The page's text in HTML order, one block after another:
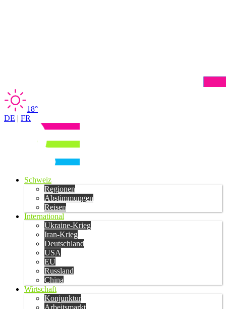
18°
DE | FR
Schweiz
Regionen
Abstimmungen
Reisen
International
Ukraine-Krieg
Iran-Krieg
Deutschland
USA
EU
Russland
China
Wirtschaft
Konjunktur
Arbeitsmarkt